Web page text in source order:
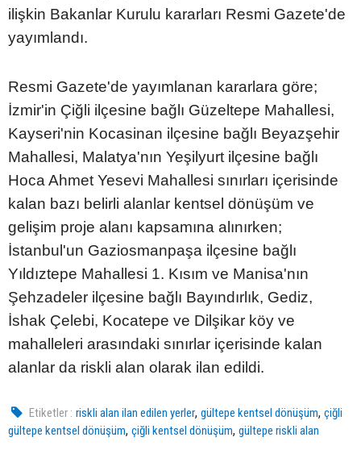
ilişkin Bakanlar Kurulu kararları Resmi Gazete'de
yayımlandı.
Resmi Gazete'de yayımlanan kararlara göre;
İzmir'in Çiğli ilçesine bağlı Güzeltepe Mahallesi,
Kayseri'nin Kocasinan ilçesine bağlı Beyazşehir
Mahallesi, Malatya'nın Yeşilyurt ilçesine bağlı
Hoca Ahmet Yesevi Mahallesi sınırları içerisinde
kalan bazı belirli alanlar kentsel dönüşüm ve
gelişim proje alanı kapsamına alınırken;
İstanbul'un Gaziosmanpaşa ilçesine bağlı
Yıldıztepe Mahallesi 1. Kısım ve Manisa'nın
Şehzadeler ilçesine bağlı Bayındırlık, Gediz,
İshak Çelebi, Kocatepe ve Dilşikar köy ve
mahalleleri arasındaki sınırlar içerisinde kalan
alanlar da riskli alan olarak ilan edildi.
Etiketler : riskli alan ilan edilen yerler,gültepe kentsel dönüşüm,çiğli
gültepe kentsel dönüşüm, çiğli kentsel dönüşüm, gültepe riskli alan